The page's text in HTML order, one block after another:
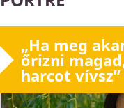
„Ha meg
őrizni
harcot vívsz”